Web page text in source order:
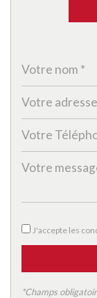
École
Lycée
Bureau de
Nombre
Propriétaires
Taxe foncière
J'accepte les
*Champs